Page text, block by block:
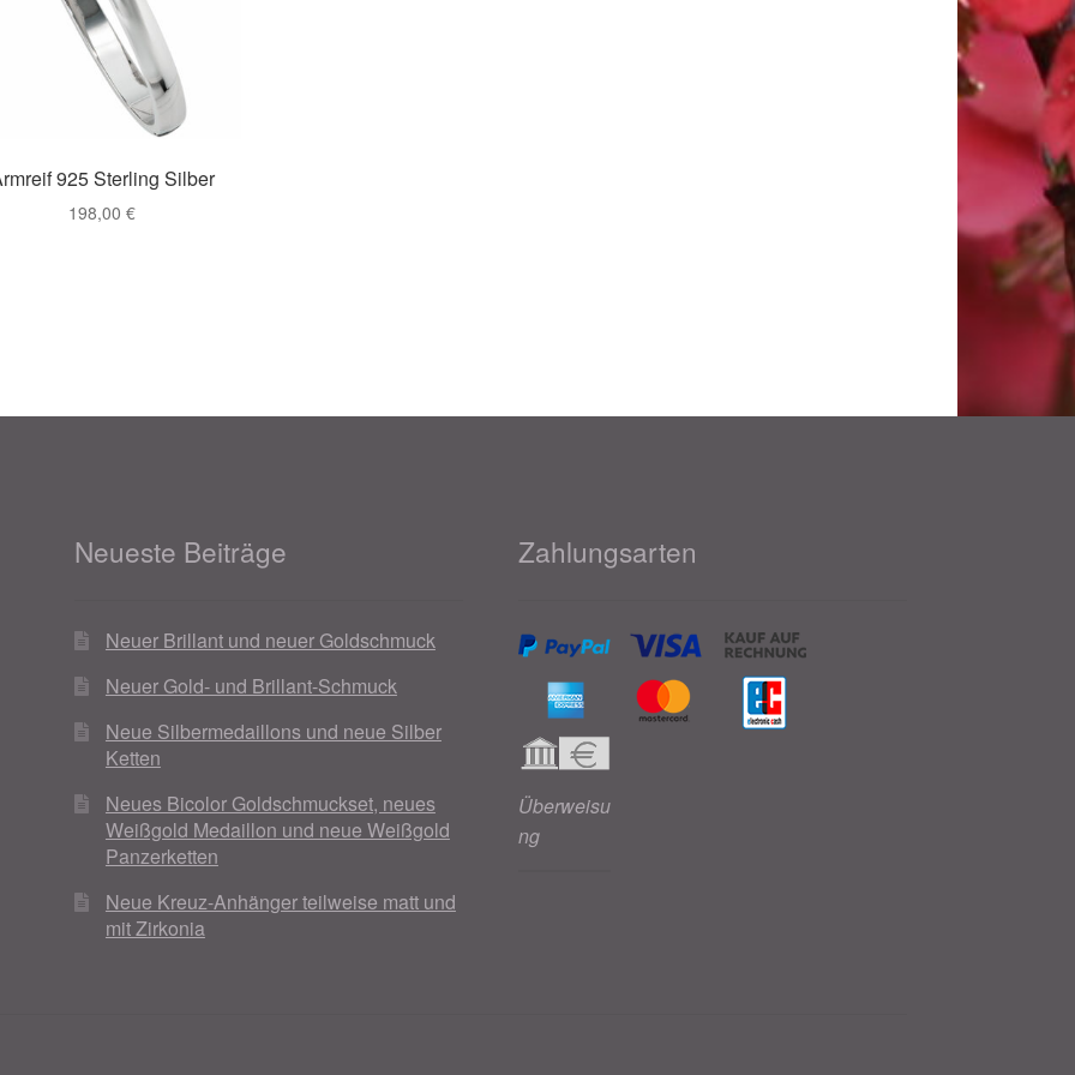
925 Sterling Silber
198,00€
Neueste Beiträge
Neuer Brillant und neuer Goldschmuck
Neuer Gold- und Brillant-Schmuck
Neue Silbermedaillons und neue Silber
Ketten
Neues Bicolor Goldschmuckset, neues
Weißgold Medaillon und neue Weißgold
Panzerketten
Neue Kreuz-Anhänger teilweise matt und
mit Zirkonia
Zahlungsarten
Überweisu
ng